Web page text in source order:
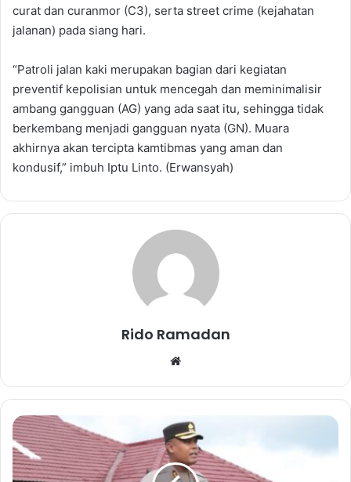
curat dan curanmor (C3), serta street crime (kejahatan
jalanan) pada siang hari.
“Patroli jalan kaki merupakan bagian dari kegiatan
preventif kepolisian untuk mencegah dan meminimalisir
ambang gangguan (AG) yang ada saat itu, sehingga tidak
berkembang menjadi gangguan nyata (GN). Muara
akhirnya akan tercipta kamtibmas yang aman dan
kondusif,” imbuh Iptu Linto. (Erwansyah)
Rido Ramadan
te
I
n
i
T